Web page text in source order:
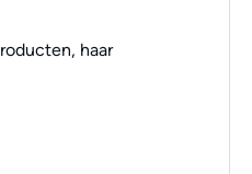
haar